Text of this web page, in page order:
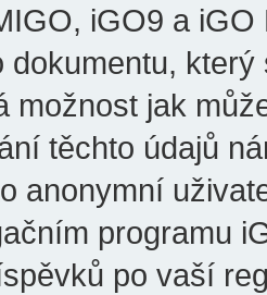
iGO9 a
dokumentu,
možnost jak
těchto údajů
anonymní
programu
po vaší